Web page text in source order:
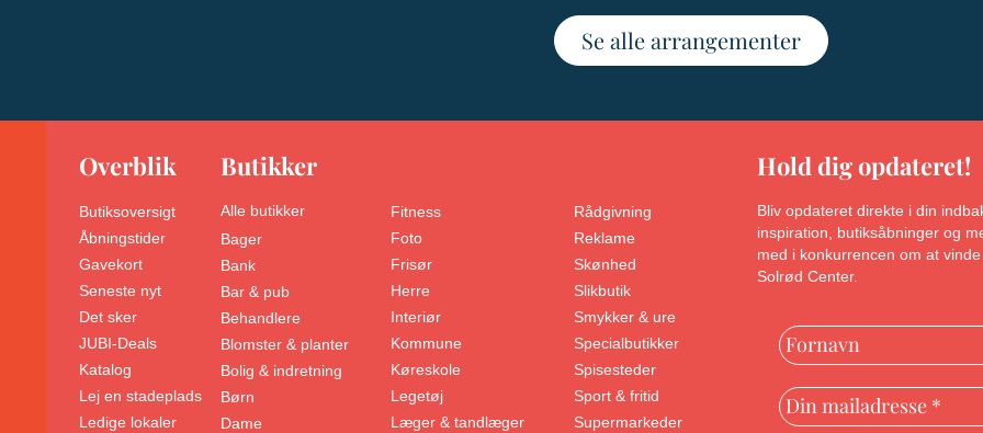
Se alle arrangementer
Overblik
Butiksoversigt
Åbningstider
Gavekort
Seneste nyt
Det sker
JUBI-Deals
Katalog
Lej en stadeplads
Ledige lokaler
Butikker
Alle butikker
Bager
Bank
Bar & pub
Behandlere
Blomster & planter
Bolig & indretning
Børn
Dame
Fitness
Foto
Frisør
Herre
Interiør
Kommune
Køreskole
Legetøj
Læger & tandlæger
Rådgivning
Reklame
Skønhed
Slikbutik
Smykker & ure
Specialbutikker
Spisesteder
Sport & fritid
Supermarkeder
Hold dig opdateret!
Bliv opdateret direkte i din
inspiration, butiksåbninger og
med i konkurrencen om at
Solrød Center.